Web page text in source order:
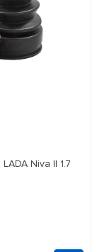
Niva II 1.7